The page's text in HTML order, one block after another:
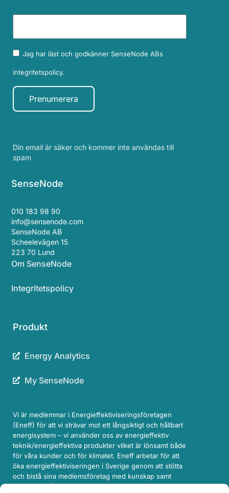
Jag har läst och godkänner SenseNode ABs
integritetspolicy.
Prenumerera
Din email är säker och kommer inte användas till
spam
SenseNode
010 183 98 90
info@sensenode.com
SenseNode AB
Scheelevägen 15
223 70 Lund
Om SenseNode
Integritetspolicy
Produkt
Energy Analytics
My SenseNode
Vi är medlemmar i Energieffektiviseringsföretagen
(Eneff) för att vi strävar mot ett långsiktigt och hållbart
energisystem – vi använder oss av energieffektiv
teknik/energieffektiva produkter vilket är lönsamt både
för våra kunder och för klimatet. Eneff arbetar för att
öka energieffektiviseringen i Sverige genom att stötta
och bistå sina medlemsföretag med kunskap samt
genom att påverka beslutsfattare i rätt riktning